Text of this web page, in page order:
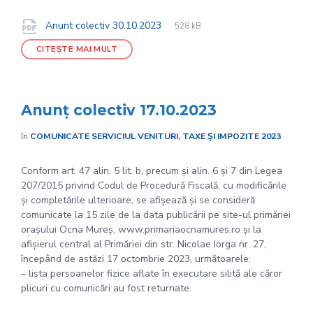
Documente
Anunt colectiv 30.10.2023
File
pdf
File
528 kB
CITEȘTE MAI MULT
Anunț colectiv 17.10.2023
în COMUNICATE SERVICIUL VENITURI, TAXE ȘI IMPOZITE 2023
Conform art. 47 alin. 5 lit. b, precum și alin. 6 și 7 din Legea
207/2015 privind Codul de Procedură Fiscală, cu modificările
și completările ulterioare, se afișează și se consideră
comunicate la 15 zile de la data publicării pe site-ul primăriei
orașului Ocna Mureș, www.primariaocnamures.ro și la
afișierul central al Primăriei din str. Nicolae Iorga nr. 27,
începând de astăzi 17 octombrie 2023, următoarele:
– lista persoanelor fizice aflate în executare silită ale căror
plicuri cu comunicări au fost returnate.